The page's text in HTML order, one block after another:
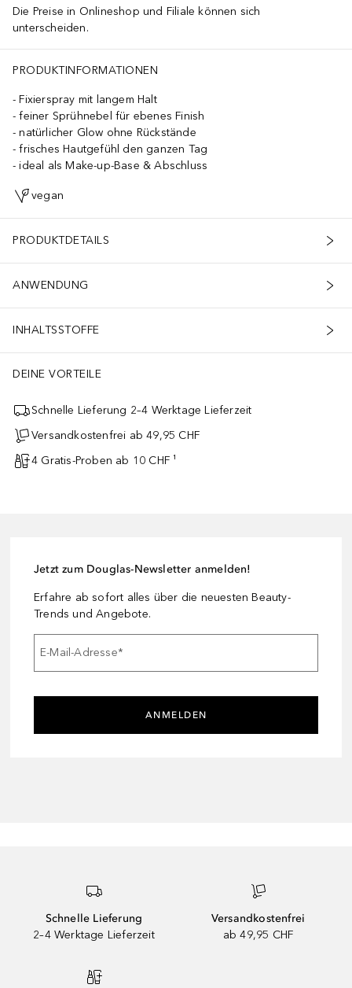
Die Preise in Onlineshop und Filiale können sich
unterscheiden.
PRODUKTINFORMATIONEN
Fixierspray mit langem Halt
feiner Sprühnebel für ebenes Finish
natürlicher Glow ohne Rückstände
frisches Hautgefühl den ganzen Tag
ideal als Make-up-Base & Abschluss
vegan
PRODUKTDETAILS
ANWENDUNG
INHALTSSTOFFE
DEINE VORTEILE
Schnelle Lieferung 2–4 Werktage Lieferzeit
Versandkostenfrei ab 49,95 CHF
4 Gratis-Proben ab 10 CHF ¹
Jetzt zum Douglas-Newsletter anmelden!
Erfahre ab sofort alles über die neuesten Beauty-
Trends und Angebote.
E-Mail-Adresse*
ANMELDEN
Schnelle Lieferung
2–4 Werktage Lieferzeit
Versandkostenfrei
ab 49,95 CHF